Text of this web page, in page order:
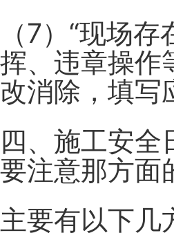
（7）“现场
挥、违章操作
改消除，填写
四、施工安全
要注意那方面
主要有以下几